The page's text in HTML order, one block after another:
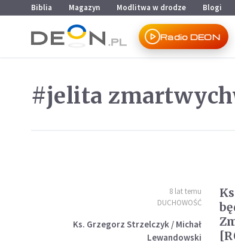
Przejdź do menu głównego
Przejdź do treści
Biblia Magazyn Modlitwa w drodze Blogi
Radio DEON
#jelita
8 lat temu
DUCHOWOŚĆ
Ks. Grzegorz Strzelczyk / Michał
Lewandowski